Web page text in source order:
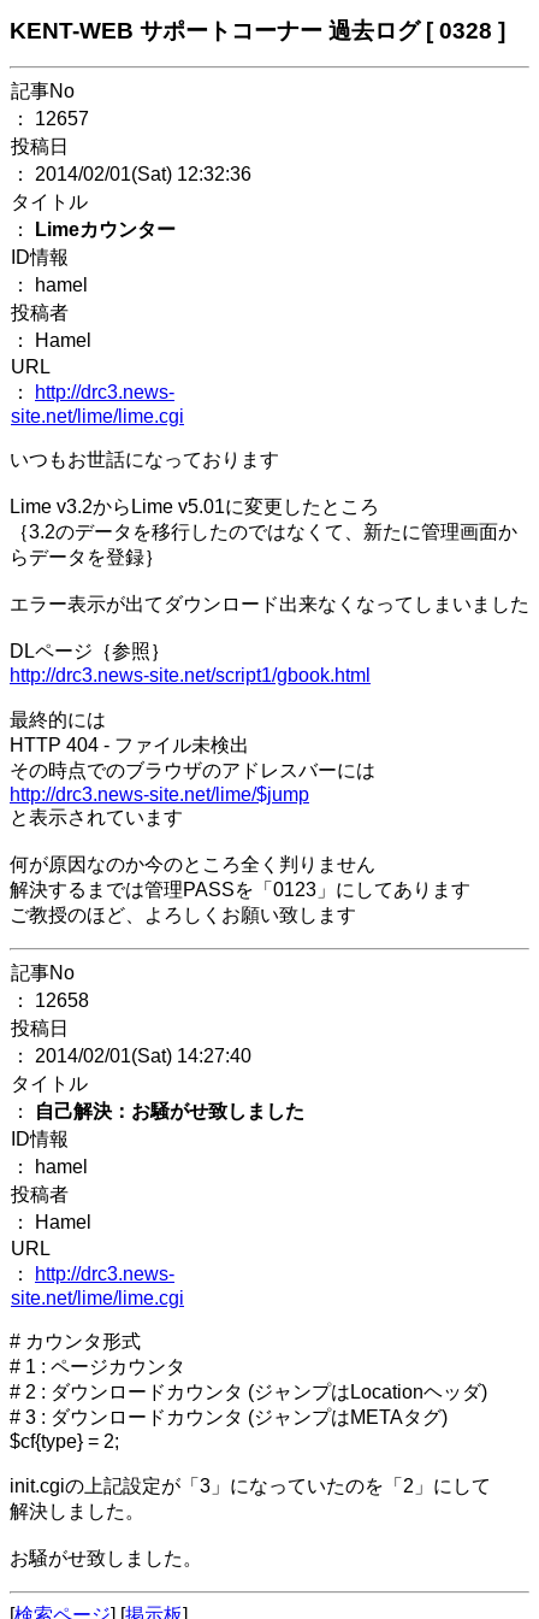
KENT-WEB サポートコーナー 過去ログ [ 0328 ]
記事No
： 12657
投稿日
： 2014/02/01(Sat) 12:32:36
タイトル
：
Limeカウンター
ID情報
： hamel
投稿者
： Hamel
URL
：
http://drc3.news-
site.net/lime/lime.cgi
いつもお世話になっております
Lime v3.2からLime v5.01に変更したところ
｛3.2のデータを移行したのではなくて、新たに管理画面か
らデータを登録｝
エラー表示が出てダウンロード出来なくなってしまいました
DLページ｛参照｝
http://drc3.news-site.net/script1/gbook.html
最終的には
HTTP 404 - ファイル未検出
その時点でのブラウザのアドレスバーには
http://drc3.news-site.net/lime/$jump
と表示されています
何が原因なのか今のところ全く判りません
解決するまでは管理PASSを「0123」にしてあります
ご教授のほど、よろしくお願い致します
記事No
： 12658
投稿日
： 2014/02/01(Sat) 14:27:40
タイトル
：
自己解決：お騒がせ致しました
ID情報
： hamel
投稿者
： Hamel
URL
：
http://drc3.news-
site.net/lime/lime.cgi
# カウンタ形式
# 1 : ページカウンタ
# 2 : ダウンロードカウンタ (ジャンプはLocationヘッダ)
# 3 : ダウンロードカウンタ (ジャンプはMETAタグ)
$cf{type} = 2;
init.cgiの上記設定が「3」になっていたのを「2」にして
解決しました。
お騒がせ致しました。
[検索ページ] [掲示板]